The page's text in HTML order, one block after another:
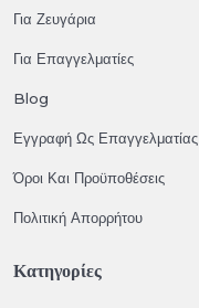
Για Ζευγάρια
Για Επαγγελματίες
Blog
Εγγραφή Ως Επαγγελματίας
Όροι Και Προϋποθέσεις
Πολιτική Απορρήτου
Κατηγορίες